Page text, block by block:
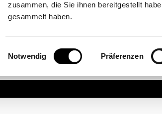
zusammen, die Sie ihnen bereitgestellt
gesammelt haben.
Einwilligungsauswahl
Notwendig Präferenzen